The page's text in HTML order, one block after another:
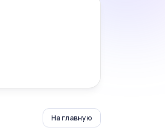
На главную